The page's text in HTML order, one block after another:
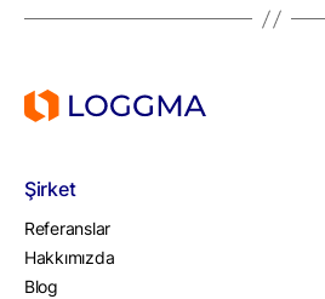
Şirket
Referanslar
Hakkımızda
Blog